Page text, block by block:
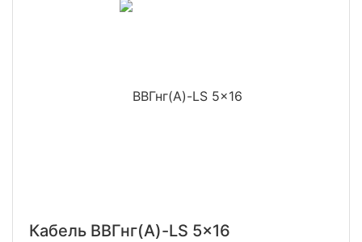
Кабель ВВГнг(A)-LS 5x16